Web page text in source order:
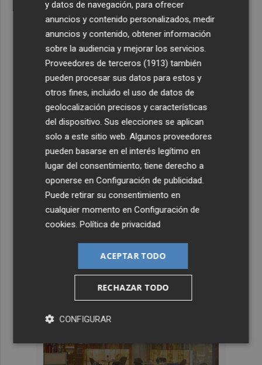
y datos de navegación, para ofrecer
anuncios y contenido personalizados, medir
anuncios y contenido, obtener información
sobre la audiencia y mejorar los servicios.
Proveedores de terceros (1913) también
pueden procesar sus datos para estos y
otros fines, incluido el uso de datos de
geolocalización precisos y características
del dispositivo. Sus elecciones se aplican
solo a este sitio web. Algunos proveedores
pueden basarse en el interés legítimo en
lugar del consentimiento; tiene derecho a
oponerse enConfiguración de publicidad
Puede retirar su consentimiento en
cualquier momento enConfiguración de
cookies .Política de privacidad
ACEPTAR TODO
RECHAZAR TODO
CONFIGURAR